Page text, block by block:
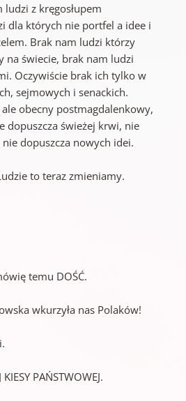
z kręgosłupem
dla których nie portfel a idee i
Brak nam ludzi którzy
na świecie, brak nam ludzi
Oczywiście brak ich tylko w
sejmowych i senackich.
ale obecny postmagdalenkowy,
dopuszcza świeżej krwi, nie
nie dopuszcza nowych idei.
to teraz zmieniamy.
temu DOŚĆ.
wkurzyła nas Polaków!
PAŃSTWOWEJ.